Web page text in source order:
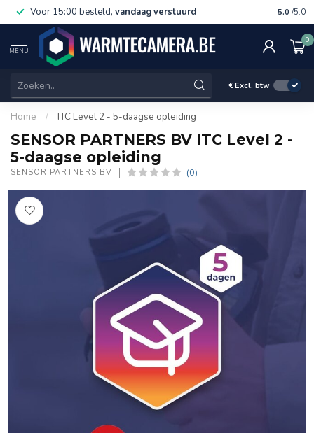
Voor 15:00 besteld, vandaag verstuurd Gratis
5.0 /5.0
MENU
0
€Excl. btw
Home / ITC Level 2 - 5-daagse opleiding
SENSOR PARTNERS BV ITC Level 2 -
5-daagse opleiding
SENSOR PARTNERS BV (0)